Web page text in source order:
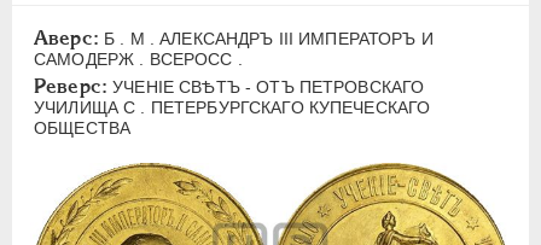
Аверс: Б . М . АЛЕКСАНДРЪ III ИМПЕРАТОРЪ И
САМОДЕРЖ . ВСЕРОСС .
Реверс: УЧЕНIЕ СВѢТЪ - ОТЪ ПЕТРОВСКАГО
УЧИЛИЩА С . ПЕТЕРБУРГСКАГО КУПЕЧЕСКАГО
ОБЩЕСТВА
ПЕТР III 1762-1762
ЕКАТЕРИНА II 1762-1796
ПАВЕЛ I 1796-1801
НИКОЛАЙ I 1826-1855
АЛЕКСАНДР II 1855-1881